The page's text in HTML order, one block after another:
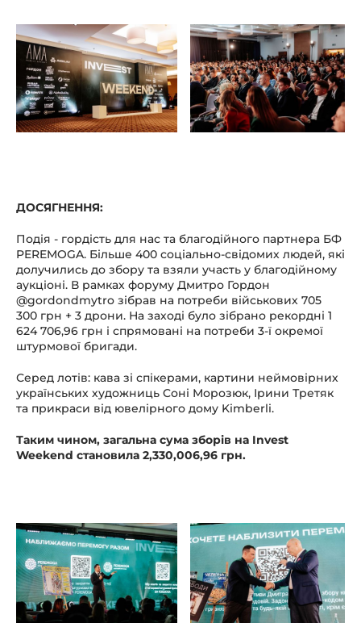
ДОСЯГНЕННЯ:
Подія - гордість для нас та благодійного партнера БФ
PEREMOGA. Більше 400 соціально-свідомих людей, які
долучились до збору та взяли участь у благодійному
аукціоні. В рамках форуму Дмитро Гордон
@gordondmytro зібрав на потреби військових 705
300 грн + 3 дрони. На заході було зібрано рекордні 1
624 706,96 грн і спрямовані на потреби 3-ї окремої
штурмової бригади.
Серед лотів: кава зі спікерами, картини неймовірних
українських художниць Cоні Морозюк, Ірини Третяк
та прикраси від ювелірного дому Kimberli.
Таким чином, загальна сума зборів на Invest
Weekend становила 2,330,006,96 грн.